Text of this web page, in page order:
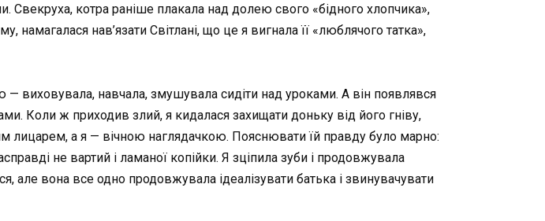
Свекруха, котра раніше плакала над долею свого «бідного хлопчика»,
нав’язати Світлані, що це я вигнала її «люблячого татка»,
виховувала, навчала, змушувала сидіти над уроками. А він появлявся
Коли ж приходив злий, я кидалася захищати доньку від його гніву,
лицарем, а я — вічною наглядачкою. Пояснювати їй правду було марно:
не вартий і ламаної копійки. Я зціпила зуби і продовжувала
але вона все одно продовжувала ідеалізувати батька і звинувачувати